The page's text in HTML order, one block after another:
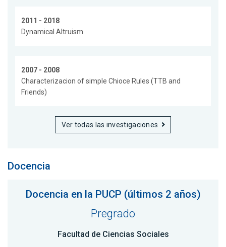
2011 - 2018
Dynamical Altruism
2007 - 2008
Characterizacion of simple Chioce Rules (TTB and
Friends)
Ver todas las investigaciones
Docencia
Docencia en la PUCP (últimos 2 años)
Pregrado
Facultad de Ciencias Sociales